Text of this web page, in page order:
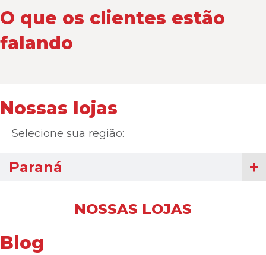
O que os clientes estão
falando
Nossas lojas
Selecione sua região:
Paraná
NOSSAS LOJAS
Blog